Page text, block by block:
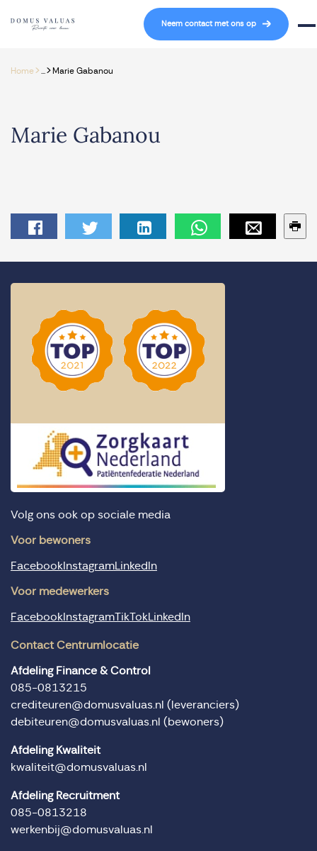
Navigatie overslaan
Neem contact met ons op
Home> > Marie Gabanou
Marie Gabanou
Volg ons ook op sociale media
Voor bewoners
Facebook Instagram LinkedIn
Voor medewerkers
Facebook InstagramTikTok LinkedIn
Contact Centrumlocatie
Afdeling Finance & Control
085-0813215
crediteuren@domusvaluas.nl (leveranciers)
debiteuren@domusvaluas.nl (bewoners)
Afdeling Kwaliteit
kwaliteit@domusvaluas.nl
Afdeling Recruitment
085-0813218
werkenbij@domusvaluas.nl